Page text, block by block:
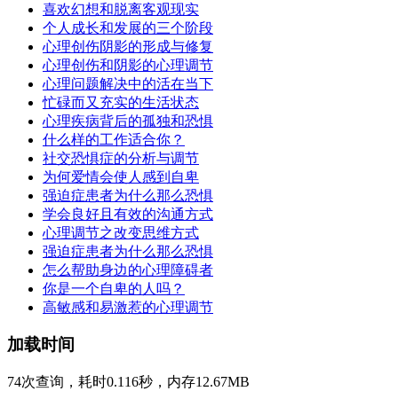
喜欢幻想和脱离客观现实
个人成长和发展的三个阶段
心理创伤阴影的形成与修复
心理创伤和阴影的心理调节
心理问题解决中的活在当下
忙碌而又充实的生活状态
心理疾病背后的孤独和恐惧
什么样的工作适合你？
社交恐惧症的分析与调节
为何爱情会使人感到自卑
强迫症患者为什么那么恐惧
学会良好且有效的沟通方式
心理调节之改变思维方式
强迫症患者为什么那么恐惧
怎么帮助身边的心理障碍者
你是一个自卑的人吗？
高敏感和易激惹的心理调节
加载时间
74次查询，耗时0.116秒，内存12.67MB